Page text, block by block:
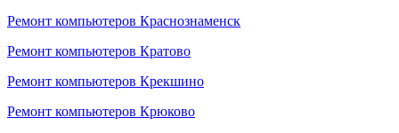
Ремонт компьютеров Краснознаменск
Ремонт компьютеров Кратово
Ремонт компьютеров Крекшино
Ремонт компьютеров Крюково